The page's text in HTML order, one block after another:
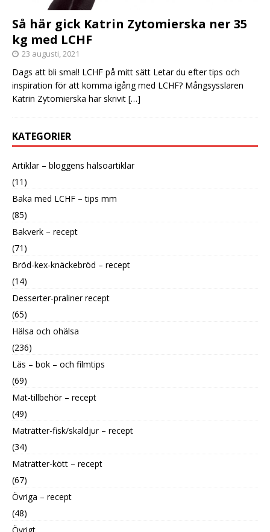
Så här gick Katrin Zytomierska ner 35
kg med LCHF
23 augusti, 2021
Dags att bli smal! LCHF på mitt sätt Letar du efter tips och
inspiration för att komma igång med LCHF? Mångsysslaren
Katrin Zytomierska har skrivit […]
KATEGORIER
Artiklar – bloggens hälsoartiklar
(11)
Baka med LCHF – tips mm
(85)
Bakverk – recept
(71)
Bröd-kex-knäckebröd – recept
(14)
Desserter-praliner recept
(65)
Hälsa och ohälsa
(236)
Läs – bok – och filmtips
(69)
Mat-tillbehör – recept
(49)
Maträtter-fisk/skaldjur – recept
(34)
Maträtter-kött – recept
(67)
Övriga – recept
(48)
Övrigt